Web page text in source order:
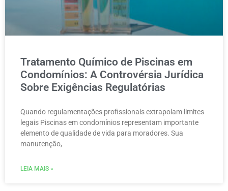
Tratamento Químico de Piscinas em
Condomínios: A Controvérsia Jurídica
Sobre Exigências Regulatórias
Quando regulamentações profissionais extrapolam limites
legais Piscinas em condomínios representam importante
elemento de qualidade de vida para moradores. Sua
manutenção,
LEIA MAIS »